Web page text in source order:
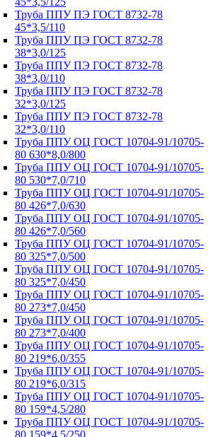
Труба ППУ ПЭ ГОСТ 8732-78
45*3,5/110
Труба ППУ ПЭ ГОСТ 8732-78
38*3,0/125
Труба ППУ ПЭ ГОСТ 8732-78
38*3,0/110
Труба ППУ ПЭ ГОСТ 8732-78
32*3,0/125
Труба ППУ ПЭ ГОСТ 8732-78
32*3,0/110
Труба ППУ ОЦ ГОСТ 10704-91/10705-
80 630*8,0/800
Труба ППУ ОЦ ГОСТ 10704-91/10705-
80 530*7,0/710
Труба ППУ ОЦ ГОСТ 10704-91/10705-
80 426*7,0/630
Труба ППУ ОЦ ГОСТ 10704-91/10705-
80 426*7,0/560
Труба ППУ ОЦ ГОСТ 10704-91/10705-
80 325*7,0/500
Труба ППУ ОЦ ГОСТ 10704-91/10705-
80 325*7,0/450
Труба ППУ ОЦ ГОСТ 10704-91/10705-
80 273*7,0/450
Труба ППУ ОЦ ГОСТ 10704-91/10705-
80 273*7,0/400
Труба ППУ ОЦ ГОСТ 10704-91/10705-
80 219*6,0/355
Труба ППУ ОЦ ГОСТ 10704-91/10705-
80 219*6,0/315
Труба ППУ ОЦ ГОСТ 10704-91/10705-
80 159*4,5/280
Труба ППУ ОЦ ГОСТ 10704-91/10705-
80 159*4,5/250